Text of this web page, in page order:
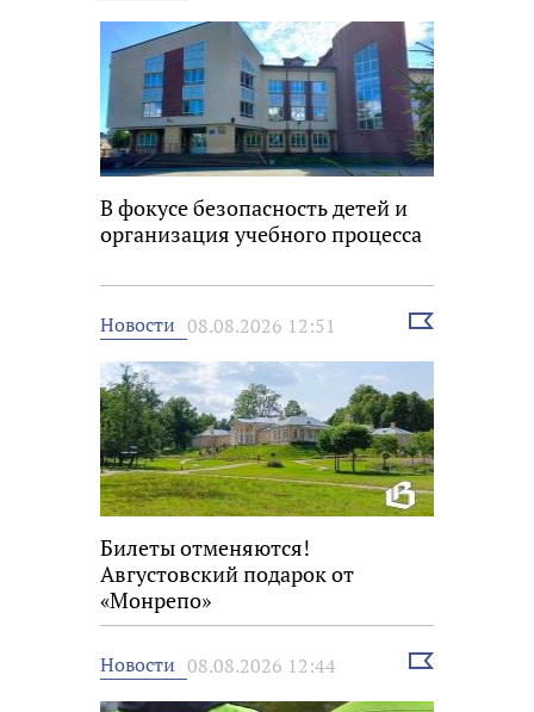
В фокусе безопасность детей и
организация учебного процесса
Новости 08.08.2026 12:51
Выбрать
Билеты отменяются!
Августовский подарок от
«Монрепо»
Новости 08.08.2026 12:44
Выбрать